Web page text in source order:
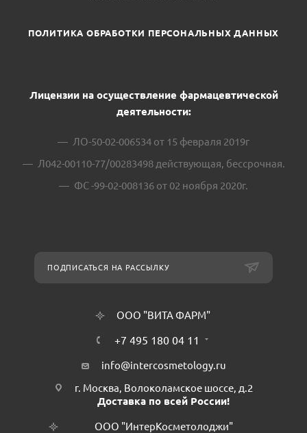
ПОЛИТИКА ОБРАБОТКИ ПЕРСОНАЛЬНЫХ ДАННЫХ
Лицензии на осуществление фармацевтической
деятельности:
ЛО-50-02-006534 от 15 февраля 2019г
Л042-00110-77/00283498 действующая, бессрочная.
ФС -99-02-008136 от 02 ноября 2020г.
ПОДПИСАТЬСЯ НА РАССЫЛКУ
ООО "ВИТА ФАРМ"
+7 495 180 04 11
info@intercosmetology.ru
г. Москва, Волоколамское шоссе, д.2
Доставка по всей России!
ООО "ИнтерКосметолоджи"